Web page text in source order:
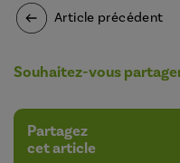
Article précédent
Souhaitez-vous
Partagez
cet article